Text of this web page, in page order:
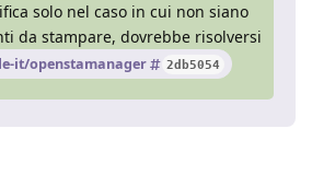
solo nel caso in cui non siano
da stampare, dovrebbe risolversi
it/openstamanager 2db5054